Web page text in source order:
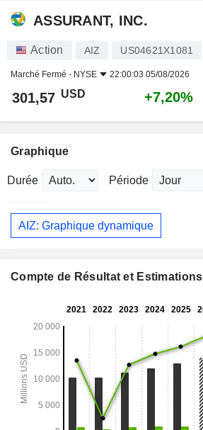
ASSURANT, INC.
Action AIZ US04621X1081
Marché Fermé - NYSE 22:00:03 05/08/2026
301,57 USD +7,20%
Graphique
Durée Période
AIZ: Graphique dynamique
Compte de Résultat et Estimations